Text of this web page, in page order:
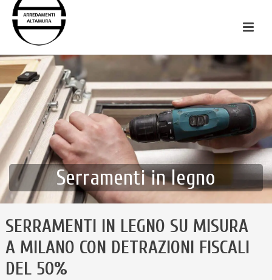
Serramenti in legno
SERRAMENTI IN LEGNO SU MISURA
A MILANO CON DETRAZIONI FISCALI
DEL 50%